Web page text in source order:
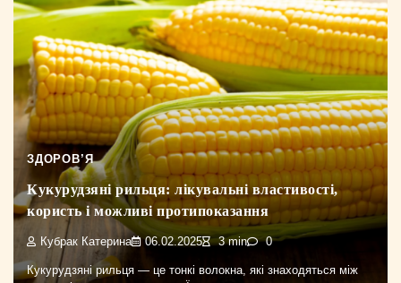
ЗДОРОВ’Я
Кукурудзяні рильця: лікувальні властивості,
користь і можливі протипоказання
Кубрак Катерина 06.02.2025 3 min 0
Кукурудзяні рильця — це тонкі волокна, які знаходяться між